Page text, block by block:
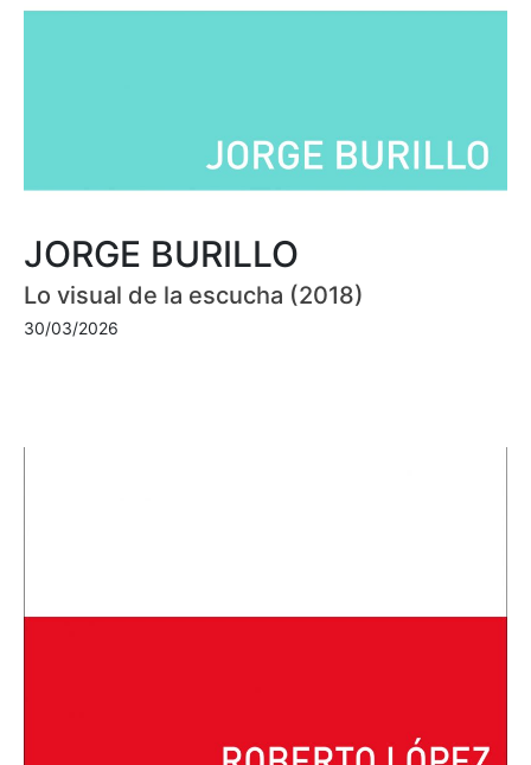
JORGE BURILLO
Lo visual de la escucha (2018)
30/03/2026